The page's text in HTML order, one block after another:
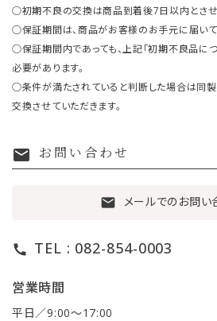
○初期不良の交換は商品到着後7日以内とさせ
○保証期間は、商品がお客様のお手元に届いて
○保証期間内であっても、上記「初期不良品に
必要があります。
○条件が満たされていると判断した場合は同
交換させていただきます。
mail お問い合わせ
mail メールでのお問い
call TEL : 082-854-0003
営業時間
平日／9:00〜17:00